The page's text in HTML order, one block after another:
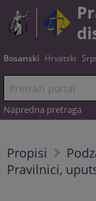
Bosanski Hrvatski
Napredna pretraga
Propisi
Pravilnici,